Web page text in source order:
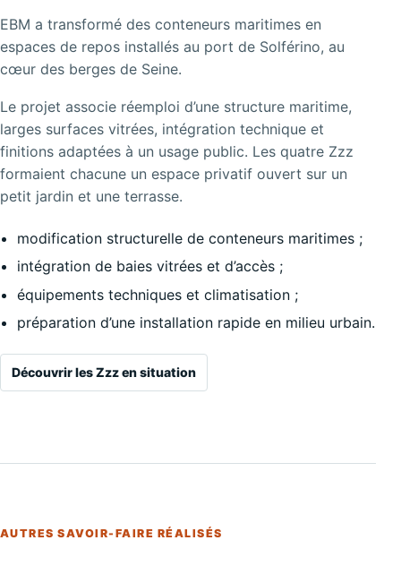
EBM a transformé des conteneurs maritimes en
espaces de repos installés au port de Solférino, au
cœur des berges de Seine.
Le projet associe réemploi d’une structure maritime,
larges surfaces vitrées, intégration technique et
finitions adaptées à un usage public. Les quatre Zzz
formaient chacune un espace privatif ouvert sur un
petit jardin et une terrasse.
modification structurelle de conteneurs maritimes ;
intégration de baies vitrées et d’accès ;
équipements techniques et climatisation ;
préparation d’une installation rapide en milieu urbain.
Découvrir les Zzz en situation
AUTRES SAVOIR-FAIRE RÉALISÉS